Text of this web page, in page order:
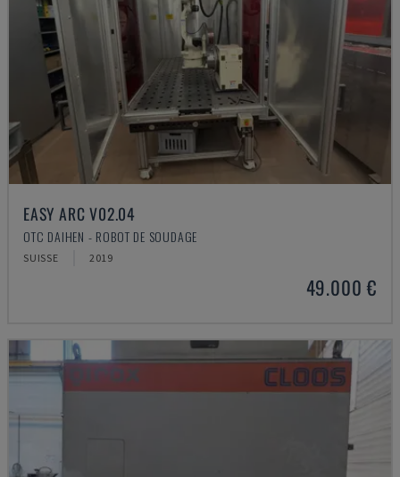
EASY ARC V02.04
OTC DAIHEN - ROBOT DE SOUDAGE
SUISSE 2019
49.000 €